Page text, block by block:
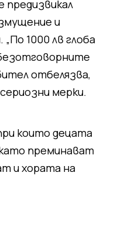
и
1000 лв глоба
отбелязва,
мерки.
които децата
преминават
и хората на